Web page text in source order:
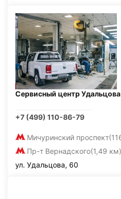
Сервисный центр Удальцова
+7 (499) 110-86-79
Мичуринский проспект
Пр-т Вернадского(1,49 км)
ул. Удальцова, 60